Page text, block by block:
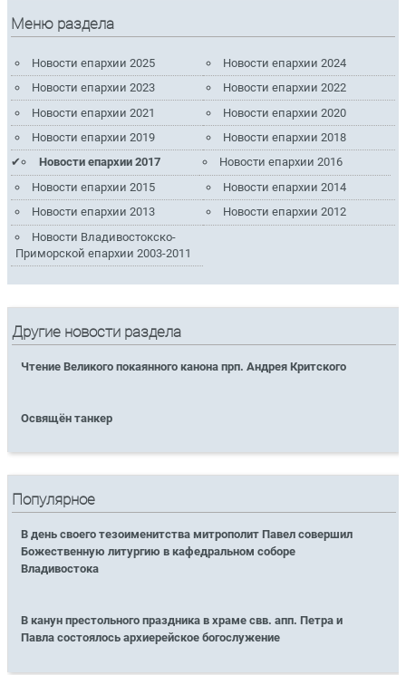
Меню раздела
Новости епархии 2025
Новости епархии 2024
Новости епархии 2023
Новости епархии 2022
Новости епархии 2021
Новости епархии 2020
Новости епархии 2019
Новости епархии 2018
Новости епархии 2017
Новости епархии 2016
Новости епархии 2015
Новости епархии 2014
Новости епархии 2013
Новости епархии 2012
Новости Владивостокско-
Приморской епархии 2003-2011
Другие новости раздела
Чтение Великого покаянного канона прп. Андрея Критского
Освящён танкер
Популярное
В день своего тезоименитства митрополит Павел совершил
Божественную литургию в кафедральном соборе
Владивостока
В канун престольного праздника в храме свв. апп. Петра и
Павла состоялось архиерейское богослужение